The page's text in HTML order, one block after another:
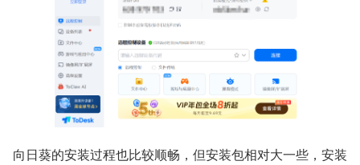
向日葵的安装过程也比较顺畅，但安装包相对大一些，安装